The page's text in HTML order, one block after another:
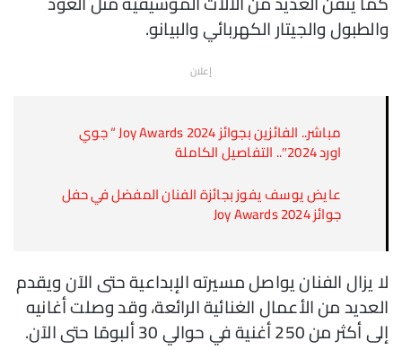
والطبول والجيتار الكهربائي والبيانو.
إعلان
مباشر.. الفائزين بجوائزJoy Awards 2024 “ جوي
اورد 2024″.. التفاصيل الكاملة
عايض يوسف يفوز بجائزة الفنان المفضل في حفل
جوائز Joy Awards 2024
لا يزال الفنان يواصل مسيرته الإبداعية حتى الآن ويقدم
العديد من الأعمال الغنائية الرائعة، وقد وصلت أغانيه
إلى أكثر من 250 أغنية في حوالي 30 ألبومًا حتى الآن.